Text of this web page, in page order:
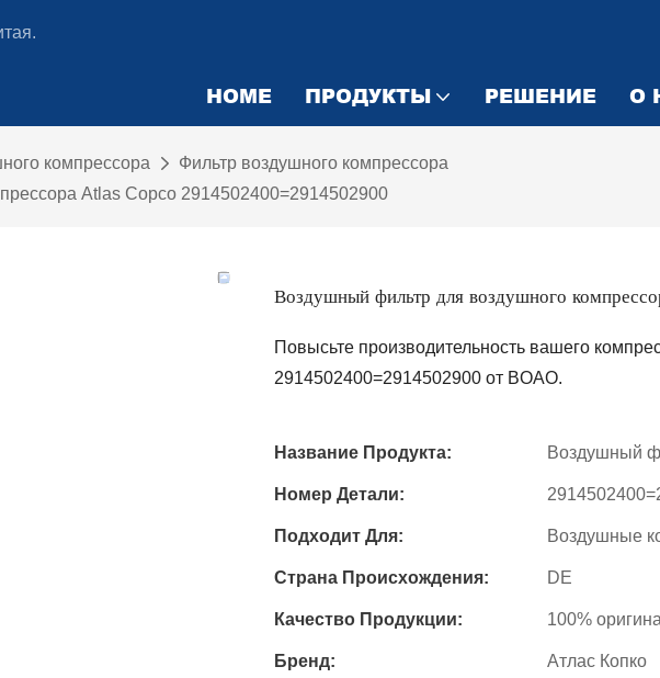
HOME ПРОДУКТЫ РЕШЕНИЕ О
компрессора
Фильтр воздушного компрессора
Atlas Copco 2914502400=2914502900
Воздушный фильтр для воздушного
Повысьте производительность вашего
2914502400=2914502900 от BOAO.
Название Продукта: Воздушный
Номер Детали:
Подходит Для: Воздушные
Страна Происхождения: DE
Качество Продукции: 100%
Бренд: Атлас Копко